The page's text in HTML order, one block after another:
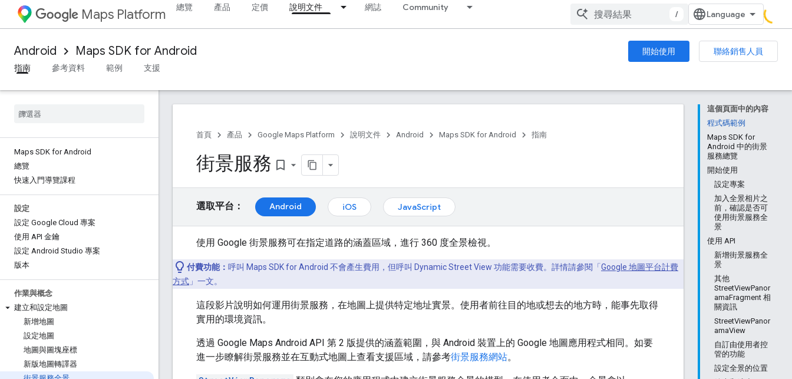
Maps Platform 總覽 產品 定價 說明文件 網誌 Community
/
Android Maps SDK for Android 開始使用
聯絡銷售人員
指南
參考資料 範例 支援
Maps SDK for Android
總覽
快速入門導覽課程
設定
設定 Google Cloud 專案
使用 API 金鑰
設定 Android Studio 專案
版本
作業與概念
建立和設定地圖
新增地圖
設定地圖
地圖與圖塊座標
新版地圖轉譯器
這個頁面中的內容
程式碼範例
Maps SDK for
Android 中的街景
服務總覽
開始使用
設定專案
加入全景相片之
前，確認是否可
使用街景服務全
景
使用 API
新增街景服務全
景
其他
StreetViewPanor
amaFragment 相
關資訊
StreetViewPanor
amaView
自訂由使用者控
管的功能
設定全景的位置
首頁 產品 Google Maps Platform 說明文件 Android Maps SDK for Android 指南
街景服務 bookmark_border
選取平台： Android iOS JavaScript
使用 Google 街景服務可在指定道路的涵蓋區域，進行 360 度全景檢視。
付費功能： 呼叫 Maps SDK for Android 不會產生費用，但呼叫 Dynamic Street View 功能需要收費。詳情請參閱「 Google 地圖平台計費
方式 」一文。
這段影片說明如何運用街景服務，在地圖上提供特定地址實景。使用者前往目的地或想去的地方時，能事先取得
實用的環境資訊。
透過 Google Maps Android API 第 2 版提供的涵蓋範圍，與 Android 裝置上的 Google 地圖應用程式相同。如要
進一步瞭解街景服務並在互動式地圖上查看支援區域，請參考街景服務網站。